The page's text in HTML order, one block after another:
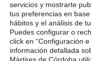
COPYRIGHT
SANTOS
POLÍTICA
servicios y mostrarte
tus preferencias en
hábitos y el análisis de
Puedes configurar o
click en “Configuración
información detallada